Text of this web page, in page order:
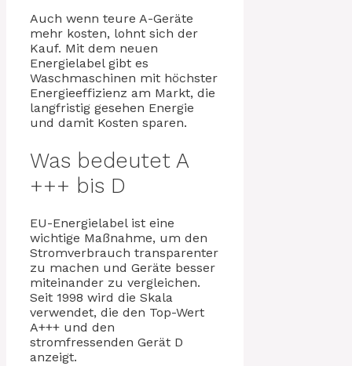
Auch wenn teure A-Geräte
mehr kosten, lohnt sich der
Kauf. Mit dem neuen
Energielabel gibt es
Waschmaschinen mit höchster
Energieeffizienz am Markt, die
langfristig gesehen Energie
und damit Kosten sparen.
Was bedeutet A
+++ bis D
EU-Energielabel ist eine
wichtige Maßnahme, um den
Stromverbrauch transparenter
zu machen und Geräte besser
miteinander zu vergleichen.
Seit 1998 wird die Skala
verwendet, die den Top-Wert
A+++ und den
stromfressenden Gerät D
anzeigt.